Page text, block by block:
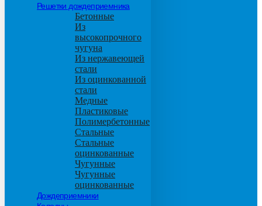
Решетки дождеприемника
Бетонные
Из
высокопрочного
чугуна
Из нержавеющей
стали
Из оцинкованной
стали
Медные
Пластиковые
Полимербетонные
Стальные
Стальные
оцинкованные
Чугунные
Чугунные
оцинкованные
Дождеприемники